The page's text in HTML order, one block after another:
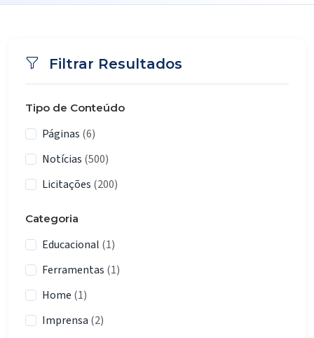
Filtrar Resultados
Tipo de Conteúdo
Páginas (6)
Notícias (500)
Licitações (200)
Categoria
Educacional (1)
Ferramentas (1)
Home (1)
Imprensa (2)